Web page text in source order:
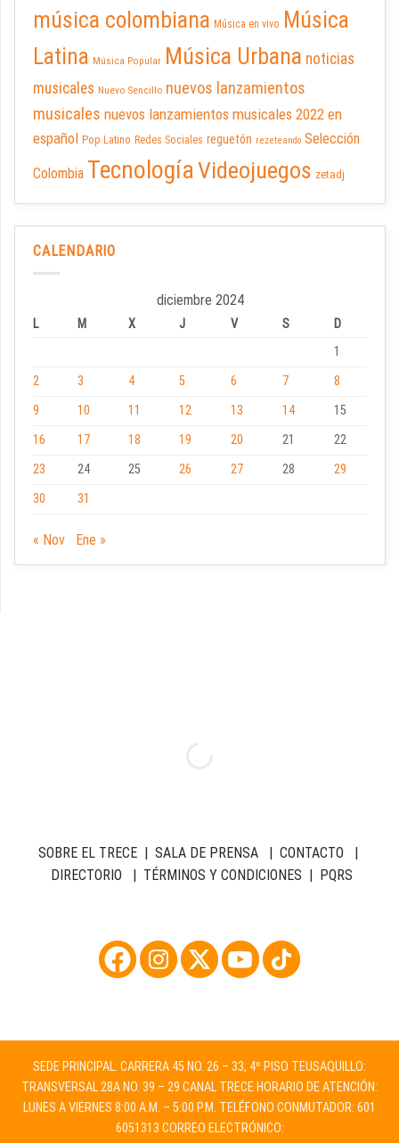
música colombiana Música en vivo Música
Latina Música Popular Música Urbana noticias
musicales Nuevo Sencillo nuevos lanzamientos
musicales nuevos lanzamientos musicales 2022 en
español Pop Latino Redes Sociales reguetón rezeteando Selección
Colombia TecnologíaVideojuegos zetadj
CALENDARIO
diciembre 2024
L M X J V S
D
1
2
3 4 5 6 7
8
9
10 11 12 13 14
15
16
17 18 19 20 21
22
23
24 25 26 27 28
29
30
31
« Nov Ene »
SOBRE EL TRECE| SALA DE PRENSA| CONTACTO |
DIRECTORIO | TÉRMINOS Y CONDICIONES | PQRS
SEDE PRINCIPAL: CARRERA 45 NO. 26 – 33, 4º PISO TEUSAQUILLO:
TRANSVERSAL 28A NO. 39 – 29 CANAL TRECE HORARIO DE ATENCIÓN:
LUNES A VIERNES 8:00 A.M. – 5:00 P.M. TELÉFONO CONMUTADOR: 601
6051313 CORREO ELECTRÓNICO: